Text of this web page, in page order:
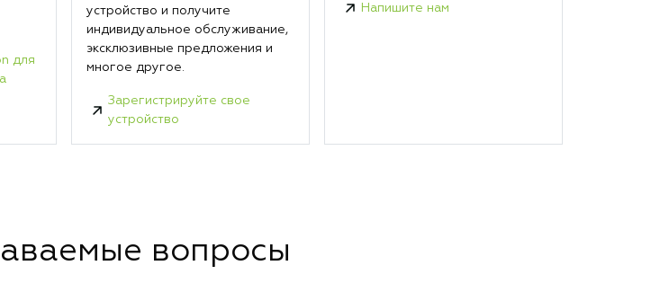
для
устройство и получите
индивидуальное обслуживание,
эксклюзивные предложения и
многое другое.
Зарегистрируйте свое
устройство
Напишите нам
вопросы